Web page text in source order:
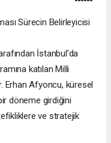
Sürecin Belirleyicisi
İstanbul’da
katılan Milli
Erhan Afyoncu, küresel
döneme girdiğini
ve stratejik